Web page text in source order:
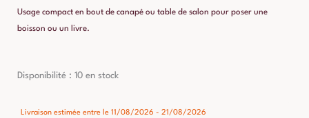
Usage compact en bout de canapé ou table de salon pour poser une
boisson ou un livre.
Disponibilité : 10 en stock
Livraison estimée entre le 11/08/2026 - 21/08/2026
quantité
Table